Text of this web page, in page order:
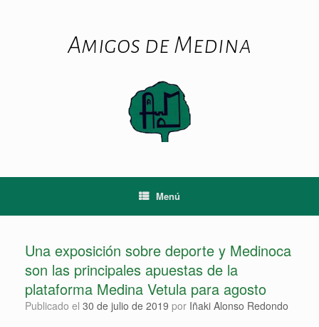
Amigos de Medina
Menú
Una exposición sobre deporte y Medinoca
son las principales apuestas de la
plataforma Medina Vetula para agosto
Publicado el 30 de julio de 2019 por Iñaki Alonso Redondo